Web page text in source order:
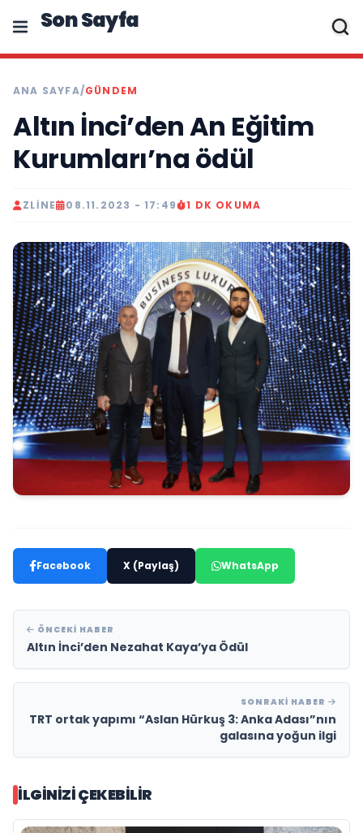
Son Sayfa
ANA SAYFA/GÜNDEM
Altın İnci’den An Eğitim
Kurumları’na ödül
ZLINE 08.11.2023 - 17:49 1 DK OKUMA
Facebook X (Paylaş) WhatsApp
ÖNCEKI HABER
Altın İnci’den Nezahat Kaya’ya Ödül
SONRAKI HABER
TRT ortak yapımı “Aslan Hürkuş 3: Anka Adası”nın
galasına yoğun ilgi
İLGINIZI ÇEKEBILIR